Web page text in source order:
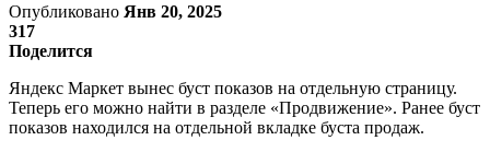
Опубликовано Янв 20, 2025
317
Поделится
Яндекс Маркет вынес буст показов на отдельную страницу.
Теперь его можно найти в разделе «Продвижение». Ранее буст
показов находился на отдельной вкладке буста продаж.